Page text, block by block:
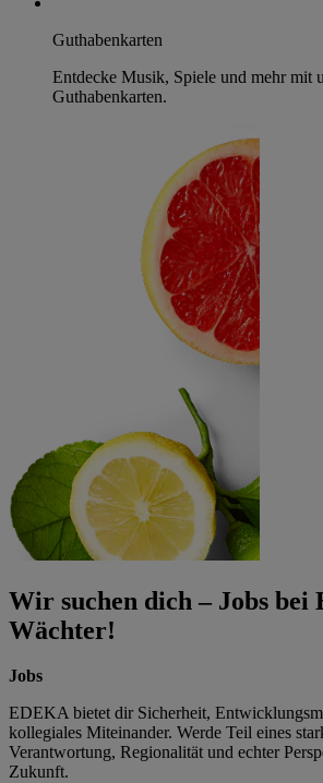
Guthabenkarten
Entdecke Musik, Spiele und mehr mit
Guthabenkarten.
Wir suchen dich – Jobs bei
Wächter!
Jobs
EDEKA bietet dir Sicherheit,
kollegiales Miteinander. Werde Teil eines
Verantwortung, Regionalität und echter
Zukunft.